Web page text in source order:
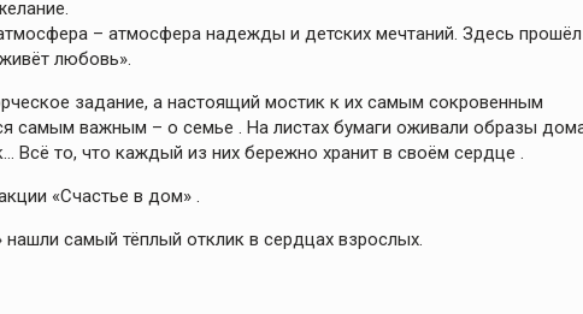
– атмосфера надежды и детских мечтаний. Здесь прошёл
любовь».
задание, а настоящий мостик к их самым сокровенным
самым важным – о семье . На листах бумаги оживали образы
Всё то, что каждый из них бережно хранит в своём сердце .
«Счастье в дом» .
самый тёплый отклик в сердцах взрослых.